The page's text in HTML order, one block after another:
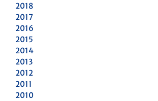
2018
2017
2016
2015
2014
2013
2012
2011
2010